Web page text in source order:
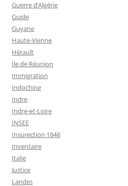
Guerre d’Algérie
Guide
Guyane
Haute-Vienne
Hérault
Ile de Réunion
Immigration
Indochine
Indre
Indre-et-Loire
INSEE
Insurection 1848
Inventaire
Italie
Justice
Landes